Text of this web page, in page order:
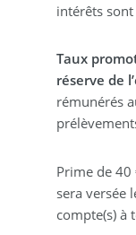
intérêts
Taux
réserve de
rémunérés
Prime de
sera versée
compte(s) à